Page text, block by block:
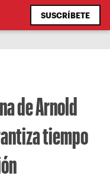
SUSCRÍBETE
de Arnold
tiempo